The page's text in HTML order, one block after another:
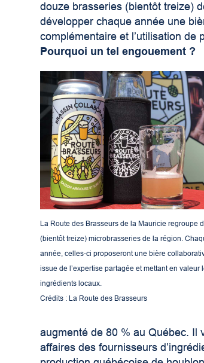
douze brasseries (bientôt treize)
développer chaque année une
complémentaire et l’utilisation de
Pourquoi un tel engouement ?
La Route des Brasseurs de la Mauricie regroupe
(bientôt treize) microbrasseries de la région.
année, celles-ci proposeront une bière
issue de l’expertise partagée et mettant en valeur
ingrédients locaux.
Crédits : La Route des Brasseurs
augmenté de 80 % au Québec. Il
affaires des fournisseurs